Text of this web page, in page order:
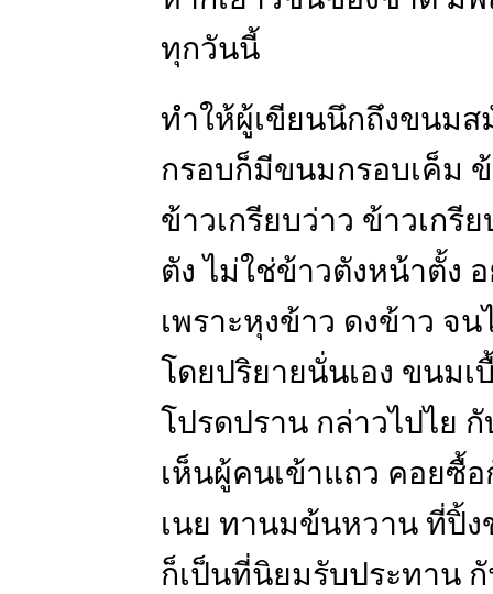
ทุกวันนี้
ทำให้ผู้เขียนนึกถึงขนมส
กรอบก็มีขนมกรอบเค็ม
ข้าวเกรียบว่าว ข้าวเกรี
ตัง ไม่ใช่ข้าวตังหน้าตั้ง
เพราะหุงข้าว ดงข้าว จ
โดยปริยายนั่นเอง ขนมเ
โปรดปราน กล่าวไปไย
เห็นผู้คนเข้าแถว คอยซื้
เนย ทานมข้นหวาน ที่ปิ้ง
ก็เป็นที่นิยมรับประทาน